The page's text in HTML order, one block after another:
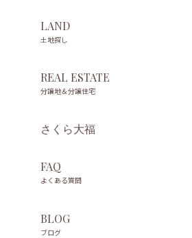
LAND
土地探し
REAL ESTATE
分譲地＆分譲住宅
さくら大福
FAQ
よくある質問
BLOG
ブログ